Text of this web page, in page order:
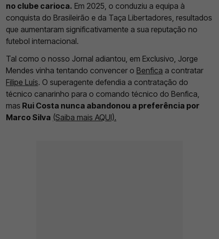
no clube carioca. Em 2025, o conduziu a equipa à
conquista do Brasileirão e da Taça Libertadores, resultados
que aumentaram significativamente a sua reputação no
futebol internacional.
Tal como o nosso Jornal adiantou, em Exclusivo, Jorge
Mendes vinha tentando convencer o Benfica a contratar
Filipe Luís. O superagente defendia a contratação do
técnico canarinho para o comando técnico do Benfica,
mas Rui Costa nunca abandonou a preferência por
Marco Silva (Saiba mais AQUI).